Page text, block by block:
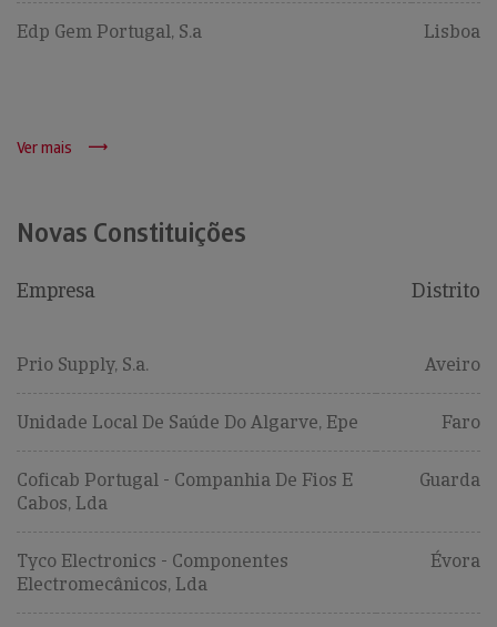
Edp Gem Portugal, S.a Lisboa
Ver mais
Novas Constituições
Empresa Distrito
Prio Supply, S.a. Aveiro
Unidade Local De Saúde Do Algarve, Epe Faro
Coficab Portugal - Companhia De Fios E
Cabos, Lda
Guarda
Tyco Electronics - Componentes
Electromecânicos, Lda
Évora